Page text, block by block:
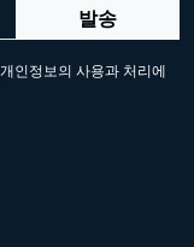
발송
인정보의 사용과 처리에